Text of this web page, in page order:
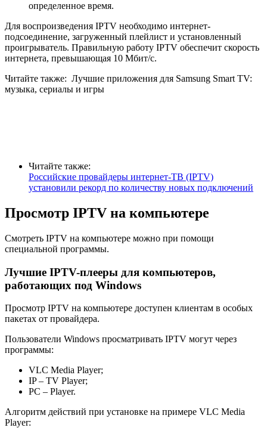
определенное время.
Для воспроизведения IPTV необходимо интернет-
подсоединение, загруженный плейлист и установленный
проигрыватель. Правильную работу IPTV обеспечит скорость
интернета, превышающая 10 Мбит/с.
Читайте также: Лучшие приложения для Samsung Smart TV:
музыка, сериалы и игры
Читайте также:
Российские провайдеры интернет-ТВ (IPTV)
установили рекорд по количеству новых подключений
Просмотр IPTV на компьютере
Смотреть IPTV на компьютере можно при помощи
специальной программы.
Лучшие IPTV-плееры для компьютеров,
работающих под Windows
Просмотр IPTV на компьютере доступен клиентам в особых
пакетах от провайдера.
Пользователи Windows просматривать IPTV могут через
программы:
VLC Media Player;
IP – TV Player;
PC – Player.
Алгоритм действий при установке на примере VLC Media
Player: